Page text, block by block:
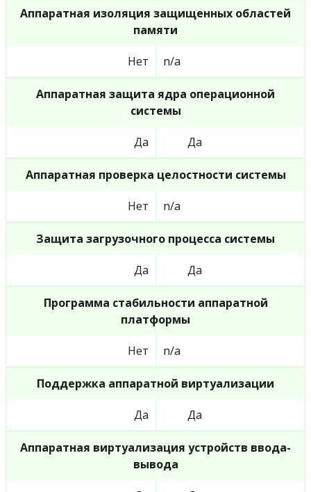
Аппаратная изоляция защищенных областей
памяти
Нет n/a
Аппаратная защита ядра операционной
системы
Да Да
Аппаратная проверка целостности системы
Нет n/a
Защита загрузочного процесса системы
Да Да
Программа стабильности аппаратной
платформы
Нет n/a
Поддержка аппаратной виртуализации
Да Да
Аппаратная виртуализация устройств ввода-
вывода